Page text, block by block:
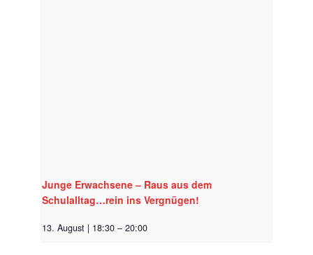
Junge Erwachsene – Raus aus dem
Schulalltag…rein ins Vergnügen!
13. August | 18:30 – 20:00